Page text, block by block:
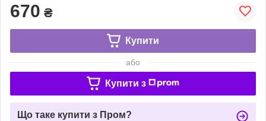
670 ₴
Купити
або
Купити з
Що таке купити з Пром?